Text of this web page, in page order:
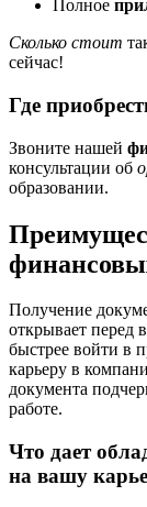
Полное
Сколько стоит
сейчас!
Где
Звоните нашей
консультации об
образовании.
Получение
открывает перед
быстрее войти в
карьеру в
документа
работе.
Что дает
на вашу